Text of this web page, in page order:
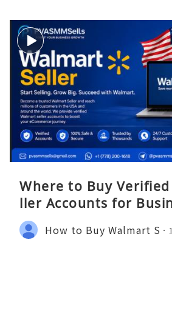
Where to Buy
ller Accounts for
How to Buy Walmart S